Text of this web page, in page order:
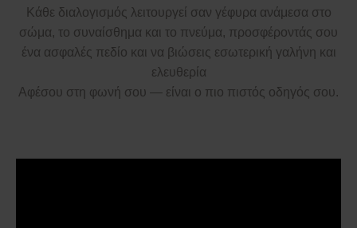
Κάθε διαλογισμός λειτουργεί σαν γέφυρα ανάμεσα στο
σώμα, το συναίσθημα και το πνεύμα, προσφέροντάς σου
ένα ασφαλές πεδίο και να βιώσεις εσωτερική γαλήνη και
ελευθερία
Αφέσου στη φωνή σου — είναι ο πιο πιστός οδηγός σου.